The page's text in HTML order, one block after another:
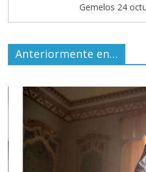
Gemelos 24
Anteriormente en…